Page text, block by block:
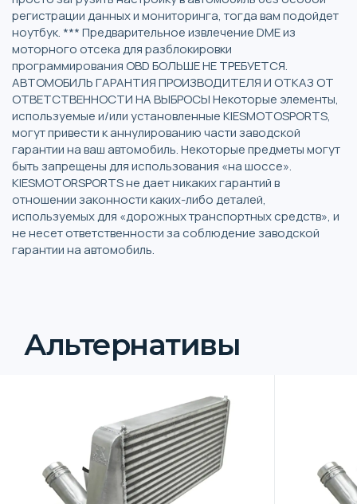
регистрации данных и мониторинга, тогда вам подойдет
ноутбук. *** Предварительное извлечение DME из
моторного отсека для разблокировки
программирования OBD БОЛЬШЕ НЕ ТРЕБУЕТСЯ.
АВТОМОБИЛЬ ГАРАНТИЯ ПРОИЗВОДИТЕЛЯ И ОТКАЗ ОТ
ОТВЕТСТВЕННОСТИ НА ВЫБРОСЫ Некоторые элементы,
используемые и/или установленные KIESMOTOSPORTS,
могут привести к аннулированию части заводской
гарантии на ваш автомобиль. Некоторые предметы могут
быть запрещены для использования «на шоссе».
KIESMOTORSPORTS не дает никаких гарантий в
отношении законности каких-либо деталей,
используемых для «дорожных транспортных средств», и
не несет ответственности за соблюдение заводской
гарантии на автомобиль.
Альтернативы